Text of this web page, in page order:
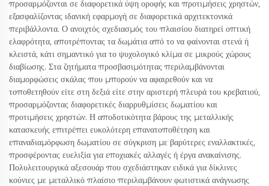
προσαρμόζονται σε διαφορετικά ύψη οροφής και προτιμήσεις χρηστών,
εξασφαλίζοντας ιδανική εφαρμογή σε διαφορετικά αρχιτεκτονικά
περιβάλλοντα. Ο ανοιχτός σχεδιασμός του πλαισίου διατηρεί οπτική
ελαφρότητα, αποτρέποντας τα δωμάτια από το να φαίνονται στενά ή
κλειστά, κάτι σημαντικό για το ψυχολογικό κλίμα σε μικρούς χώρους
διαβίωσης. Στα ζητήματα προσβασιμότητας περιλαμβάνονται
διαμορφώσεις σκάλας που μπορούν να αφαιρεθούν και να
τοποθετηθούν είτε στη δεξιά είτε στην αριστερή πλευρά του κρεβατιού,
προσαρμόζοντας διαφορετικές διαρρυθμίσεις δωματίου και
προτιμήσεις χρηστών. Η αποδοτικότητα βάρους της μεταλλικής
κατασκευής επιτρέπει ευκολότερη επανατοποθέτηση και
επαναδιαμόρφωση δωματίου σε σύγκριση με βαρύτερες εναλλακτικές,
προσφέροντας ευελιξία για εποχιακές αλλαγές ή έργα ανακαίνισης.
Πολυλειτουργικά αξεσουάρ που σχεδιάστηκαν ειδικά για δίκλινες
κούνιες με μεταλλικό πλαίσιο περιλαμβάνουν φωτιστικά ανάγνωσης